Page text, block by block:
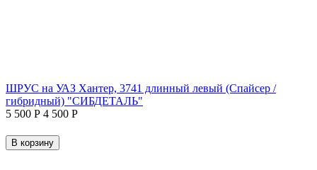
ШРУС на УАЗ Хантер, 3741 длинный левый (Спайсер /
гибридный) "СИБДЕТАЛЬ"
5 500 Р 4 500 Р
В корзину